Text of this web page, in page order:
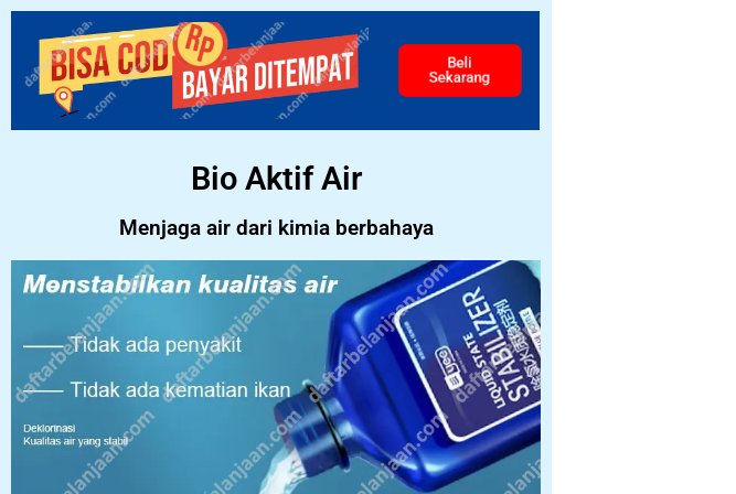
Beli
Sekarang
Bio Aktif Air
Menjaga air dari kimia berbahaya